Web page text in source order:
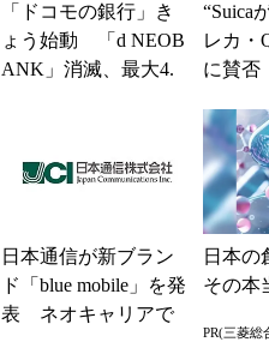
「ドコモの銀行」き
ょう始動 「d NEOB
ANK」消滅、最大4.
“Suica
レカ・
に賛否
系ICの
日本通信が新ブラン
ド「blue mobile」を発
表 ネオキャリアで
日本の
その本
PR(三菱総